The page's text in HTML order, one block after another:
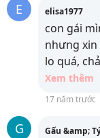
E elisa1977
con gái
nhưng xin
lo quá,
Xem thêm
17 năm trước
G Gấu &amp;